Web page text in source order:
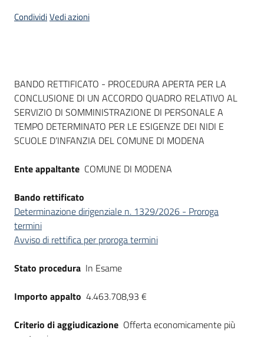
CondividiVedi azioni
Dati del bando
BANDO RETTIFICATO - PROCEDURA APERTA PER LA
CONCLUSIONE DI UN ACCORDO QUADRO RELATIVO AL
SERVIZIO DI SOMMINISTRAZIONE DI PERSONALE A
TEMPO DETERMINATO PER LE ESIGENZE DEI NIDI E
SCUOLE D’INFANZIA DEL COMUNE DI MODENA
Ente appaltante COMUNE DI MODENA
Bando rettificato
Determinazione dirigenziale n. 1329/2026 - Proroga
termini
Avviso di rettifica per proroga termini
Stato procedura In Esame
Importo appalto 4.463.708,93 €
Criterio di aggiudicazione Offerta economicamente più